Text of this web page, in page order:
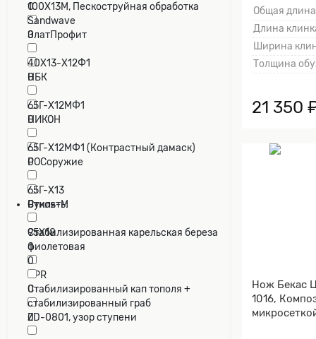
0
ЗлатПрофит
0
НБК
0
НИКОН
0
РОСоружие
0
Стиль-М
0
100Х13М, Пескоструйная обработка
Sandwave
0
40Х13-Х12Ф1
0
65Г-Х12МФ1
0
65Г-Х12МФ1 (Контрастный дамаск)
0
65Г-Х13
0
95Х18
0
CPR
0
ZD-0801, узор ступени
0
Рукоять:
Cтабилизированная карельская береза
фиолетовая
0
Cтабилизированный кап тополя +
стабилизированный граб
0
Общая
Длина
Ширина
Толщина
21 350
Нож Бекас
1016,